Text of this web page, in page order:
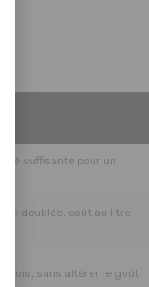
suffisante pour un
doublée, coût au litre
mois, sans altérer le goût